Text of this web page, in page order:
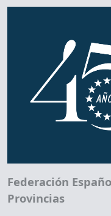
Federación
Provincias